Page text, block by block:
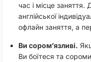
час і місце заняття.
англійської
офлайн заняття, а
Ви сором’язливі.
Ви боїтеся та